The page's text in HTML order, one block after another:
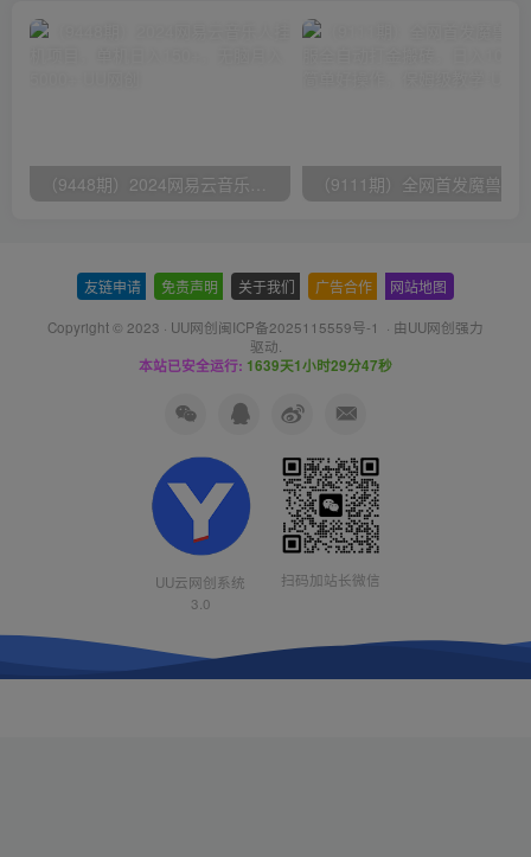
友链申请 免责声明 关于我们 广告合作 网站地图
Copyright © 2023 · UU网创闽ICP备2025115559号-1 · 由UU网创强力
驱动.
本站已安全运行: 1639天1小时29分48秒
UU云网创系统
3.0
扫码加站长微信